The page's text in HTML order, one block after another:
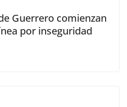
Guerrero comienzan
por inseguridad